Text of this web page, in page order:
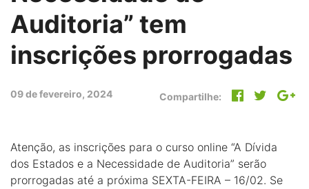
Auditoria” tem
inscrições prorrogadas
09 de fevereiro, 2024 Compartilhe:
Atenção, as inscrições para o curso online “A Dívida
dos Estados e a Necessidade de Auditoria” serão
prorrogadas até a próxima SEXTA-FEIRA – 16/02. Se